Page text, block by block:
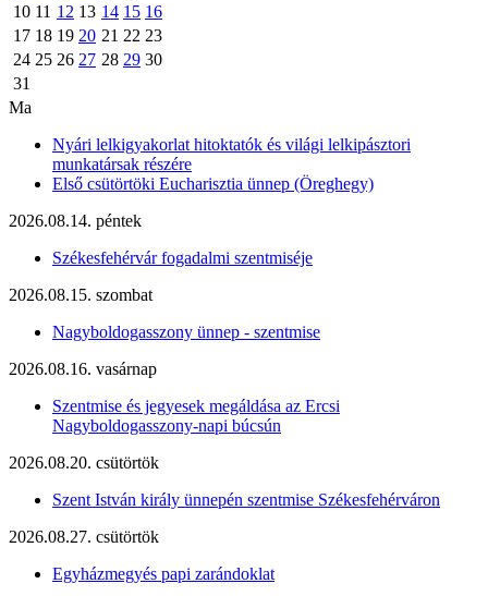
10 11 12 13 14 15 16
17 18 19 20 21 22 23
24 25 26 27 28 29 30
31
Ma
Nyári lelkigyakorlat hitoktatók és világi lelkipásztori
munkatársak részére
Első csütörtöki Eucharisztia ünnep (Öreghegy)
2026.08.14. péntek
Székesfehérvár fogadalmi szentmiséje
2026.08.15. szombat
Nagyboldogasszony ünnep - szentmise
2026.08.16. vasárnap
Szentmise és jegyesek megáldása az Ercsi
Nagyboldogasszony-napi búcsún
2026.08.20. csütörtök
Szent István király ünnepén szentmise Székesfehérváron
2026.08.27. csütörtök
Egyházmegyés papi zarándoklat